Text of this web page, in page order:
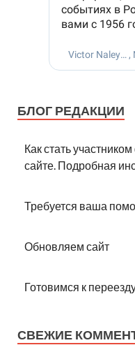
БЛОГ РЕДАКЦИИ
Как стать
сайте. Подробная
Требуется ваша
Обновляем сайт
Готовимся к
СВЕЖИЕ